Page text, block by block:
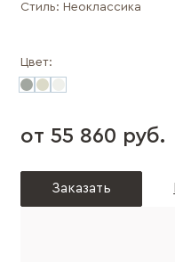
Стиль: Неоклассика
Цвет:
от 55 860 руб.
Заказать